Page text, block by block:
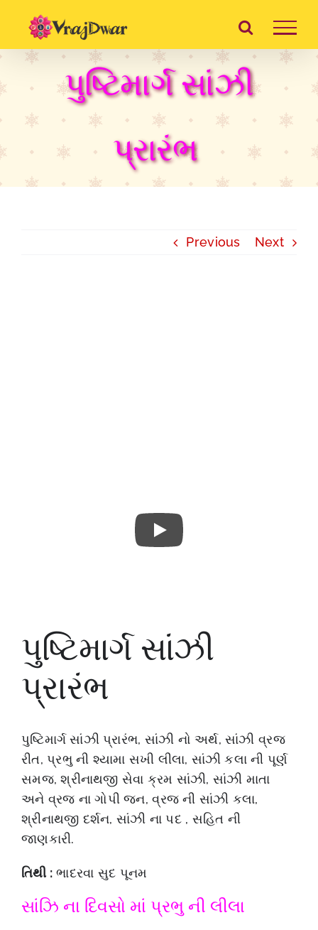
content
પુષ્ટિમાર્ગ સાંઝી
પ્રારંભ
Previous Next
પુષ્ટિમાર્ગ સાંઝી
પ્રારંભ
પુષ્ટિમાર્ગ સાંઝી પ્રારંભ, સાંઝી નો અર્થ, સાંઝી વ્રજ
રીત, પ્રભુ ની શ્યામા સખી લીલા, સાંઝી કલા ની પૂર્ણ
સમજ, શ્રીનાથજી સેવા ક્રમ સાંઝી, સાંઝી માતા
અને વ્રજ ના ગોપી જન, વ્રજ ની સાંઝી કલા,
શ્રીનાથજી દર્શન, સાંઝી ના પદ , સહિત ની
જાણકારી.
તિથી : ભાદરવા સુદ પૂનમ
સાંઝિ ના દિવસો માં પ્રભુ ની લીલા